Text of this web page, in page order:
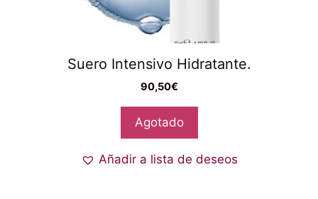
Suero Intensivo Hidratante.
90,50€
Agotado
Añadir a lista de deseos